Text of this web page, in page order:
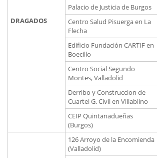
DRAGADOS
Palacio de Justicia de Burgos
Centro Salud Pisuerga en La
Flecha
Edificio Fundación CARTIF en
Boecillo
Centro Social Segundo
Montes, Valladolid
Derribo y Construccion de
Cuartel G. Civil en Villablino
CEIP Quintanadueñas
(Burgos)
126 Arroyo de la Encomienda
(Valladolid)